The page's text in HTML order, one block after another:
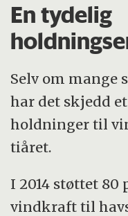
En tydelig
Selv om mange
har det skjedd
holdninger til
tiåret.
I 2014 støttet
vindkraft til